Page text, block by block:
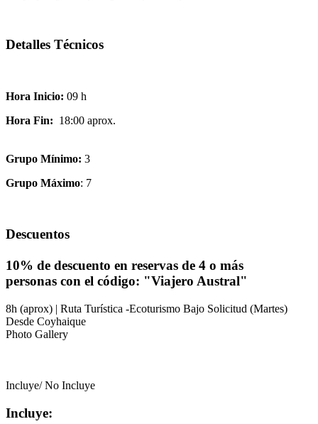
Detalles Técnicos
Hora Inicio: 09 h
Hora Fin: 18:00 aprox.
Grupo Mínimo: 3
Grupo Máximo: 7
Descuentos
10% de descuento en reservas de 4 o más
personas con el código: "Viajero Austral"
8h (aprox) | Ruta Turística -Ecoturismo Bajo Solicitud (Martes)
Desde Coyhaique
Photo Gallery
Incluye/ No Incluye
Incluye: